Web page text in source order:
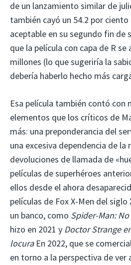
de un lanzamiento similar de
también cayó un 54.2 por
aceptable en su segundo fin de
que la película con capa de R se
millones (lo que sugeriría la
debería haberlo hecho más
Esa película también contó con
elementos que los críticos de
más: una preponderancia del
una excesiva dependencia de la
devoluciones de llamada de
películas de superhéroes
ellos desde el ahora
películas de Fox X-Men del
un banco, como Spider-Man:
hizo en 2021 y Doctor Strange
locura En 2022, que se
en torno a la perspectiva de